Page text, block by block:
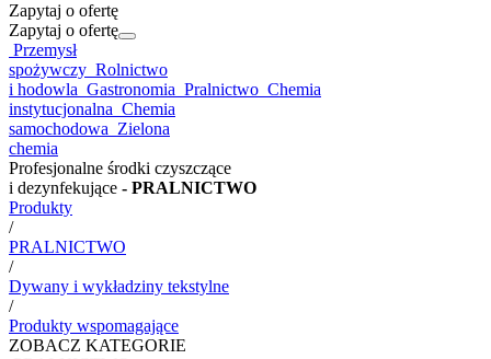
Zapytaj o ofertę
Zapytaj o ofertę
Przemysł
spożywczy Rolnictwo
i hodowla Gastronomia Pralnictwo Chemia
instytucjonalna Chemia
samochodowa Zielona
chemia
Profesjonalne środki czyszczące
i dezynfekujące - PRALNICTWO
Produkty
/
PRALNICTWO
/
Dywany i wykładziny tekstylne
/
Produkty wspomagające
ZOBACZ KATEGORIE